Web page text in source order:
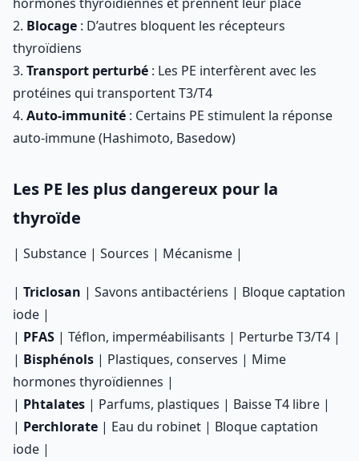
2. Blocage : D’autres bloquent les récepteurs
thyroïdiens
3. Transport perturbé : Les PE interfèrent avec les
protéines qui transportent T3/T4
4. Auto-immunité : Certains PE stimulent la réponse
auto-immune (Hashimoto, Basedow)
Les PE les plus dangereux pour la
thyroïde
| Substance | Sources | Mécanisme |
| Triclosan | Savons antibactériens | Bloque captation
iode |
| PFAS | Téflon, imperméabilisants | Perturbe T3/T4 |
| Bisphénols | Plastiques, conserves | Mime
hormones thyroïdiennes |
| Phtalates | Parfums, plastiques | Baisse T4 libre |
| Perchlorate | Eau du robinet | Bloque captation
iode |